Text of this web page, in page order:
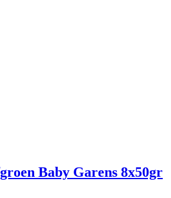
Baby Garens 8x50gr